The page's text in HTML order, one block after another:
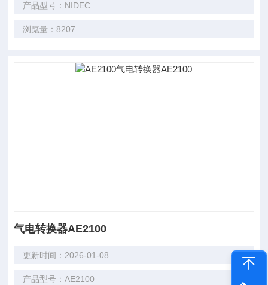
产品型号：NIDEC
浏览量：8207
气电转换器AE2100
更新时间：2026-01-08
产品型号：AE2100